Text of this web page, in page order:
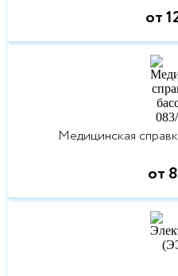
от
Медицинская
от